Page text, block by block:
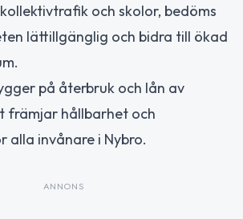
och skolor, bedöms
lättillgänglig och bidra till ökad
på återbruk och lån av
främjar hållbarhet och
invånare i Nybro.
ANNONS